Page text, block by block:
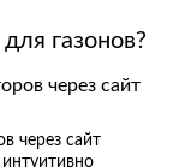
газонов?
через сайт
через сайт